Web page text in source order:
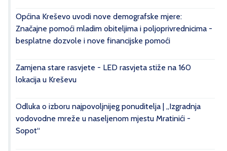
Općina Kreševo uvodi nove demografske mjere:
Značajne pomoći mladim obiteljima i poljoprivrednicima -
besplatne dozvole i nove financijske pomoći
Zamjena stare rasvjete - LED rasvjeta stiže na 160
lokacija u Kreševu
Odluka o izboru najpovoljnijeg ponuditelja | „Izgradnja
vodovodne mreže u naseljenom mjestu Mratinići -
Sopot“